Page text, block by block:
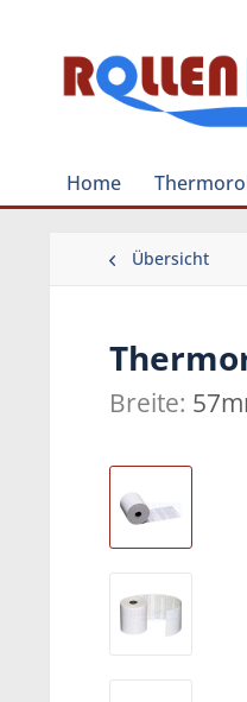
Home
Übersicht
Breite: